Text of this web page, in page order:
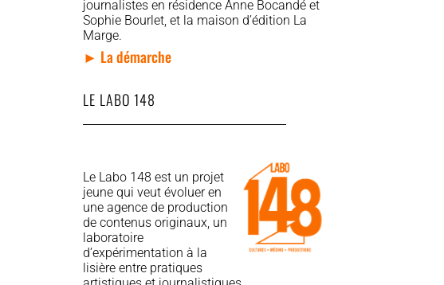
journalistes en résidence Anne Bocandé et
Sophie Bourlet, et la maison d’édition La
Marge.
► La démarche
LE LABO 148
Le Labo 148 est un projet
jeune qui veut évoluer en
une agence de production
de contenus originaux, un
laboratoire
d’expérimentation à la
lisière entre pratiques